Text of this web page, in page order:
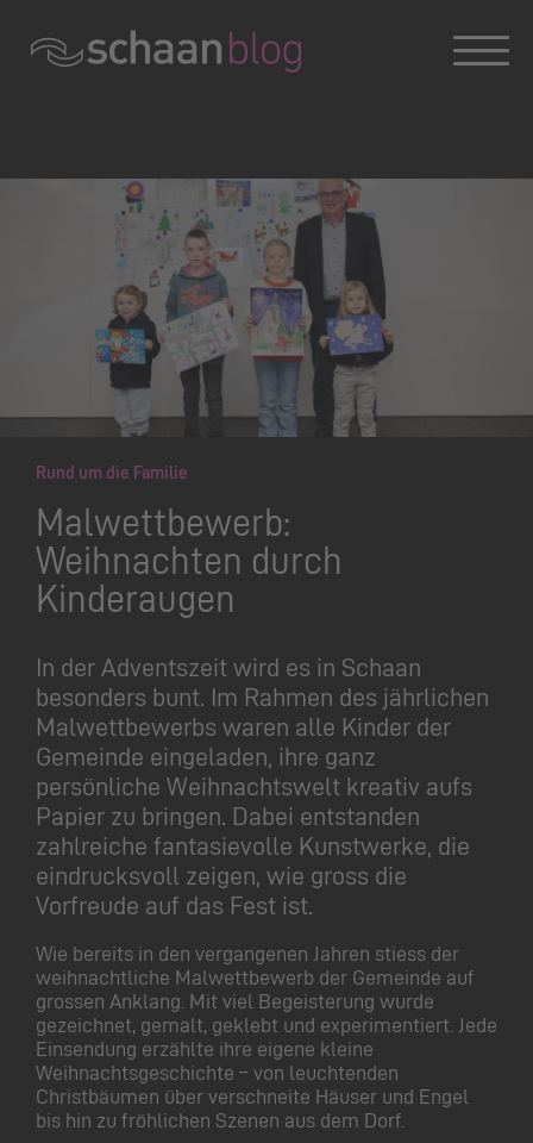
Rund um die Familie
Malwettbewerb:
Weihnachten durch
Kinderaugen
In der Adventszeit wird es in Schaan
besonders bunt. Im Rahmen des jährlichen
Malwettbewerbs waren alle Kinder der
Gemeinde eingeladen, ihre ganz
persönliche Weihnachtswelt kreativ aufs
Papier zu bringen. Dabei entstanden
zahlreiche fantasievolle Kunstwerke, die
eindrucksvoll zeigen, wie gross die
Vorfreude auf das Fest ist.
Wie bereits in den vergangenen Jahren stiess der
weihnachtliche Malwettbewerb der Gemeinde auf
grossen Anklang. Mit viel Begeisterung wurde
gezeichnet, gemalt, geklebt und experimentiert. Jede
Einsendung erzählte ihre eigene kleine
Weihnachtsgeschichte – von leuchtenden
Christbäumen über verschneite Häuser und Engel
bis hin zu fröhlichen Szenen aus dem Dorf.